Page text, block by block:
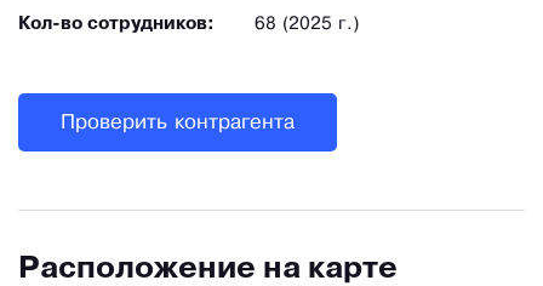
Кол-во сотрудников: 68 (2025 г.)
Проверить контрагента
Расположение на карте